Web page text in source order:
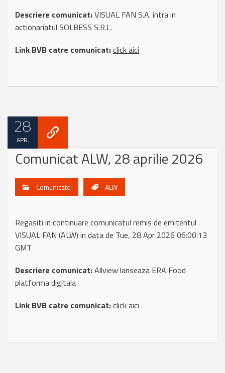
Descriere comunicat:VISUAL FAN S.A. intra in
actionariatul SOLBESS S.R.L.
Link BVB catre comunicat:click aici
28
APR.
Comunicat ALW, 28 aprilie 2026
Comunicate ALW
Regasiti in continuare comunicatul remis de emitentul
VISUAL FAN (ALW) in data de Tue, 28 Apr 2026 06:00:13
GMT
Descriere comunicat:Allview lanseaza ERA Food
platforma digitala
Link BVB catre comunicat:click aici